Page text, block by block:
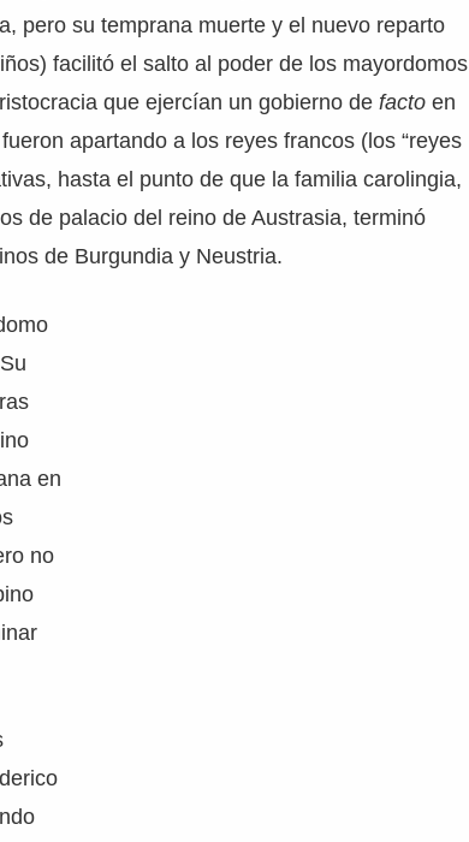
pero su temprana muerte y el nuevo reparto
facilitó el salto al poder de los mayordomos
que ejercían un gobierno defacto en
apartando a los reyes francos (los “reyes
hasta el punto de que la familia carolingia,
de palacio del reino de Austrasia, terminó
de Burgundia y Neustria.
en
no